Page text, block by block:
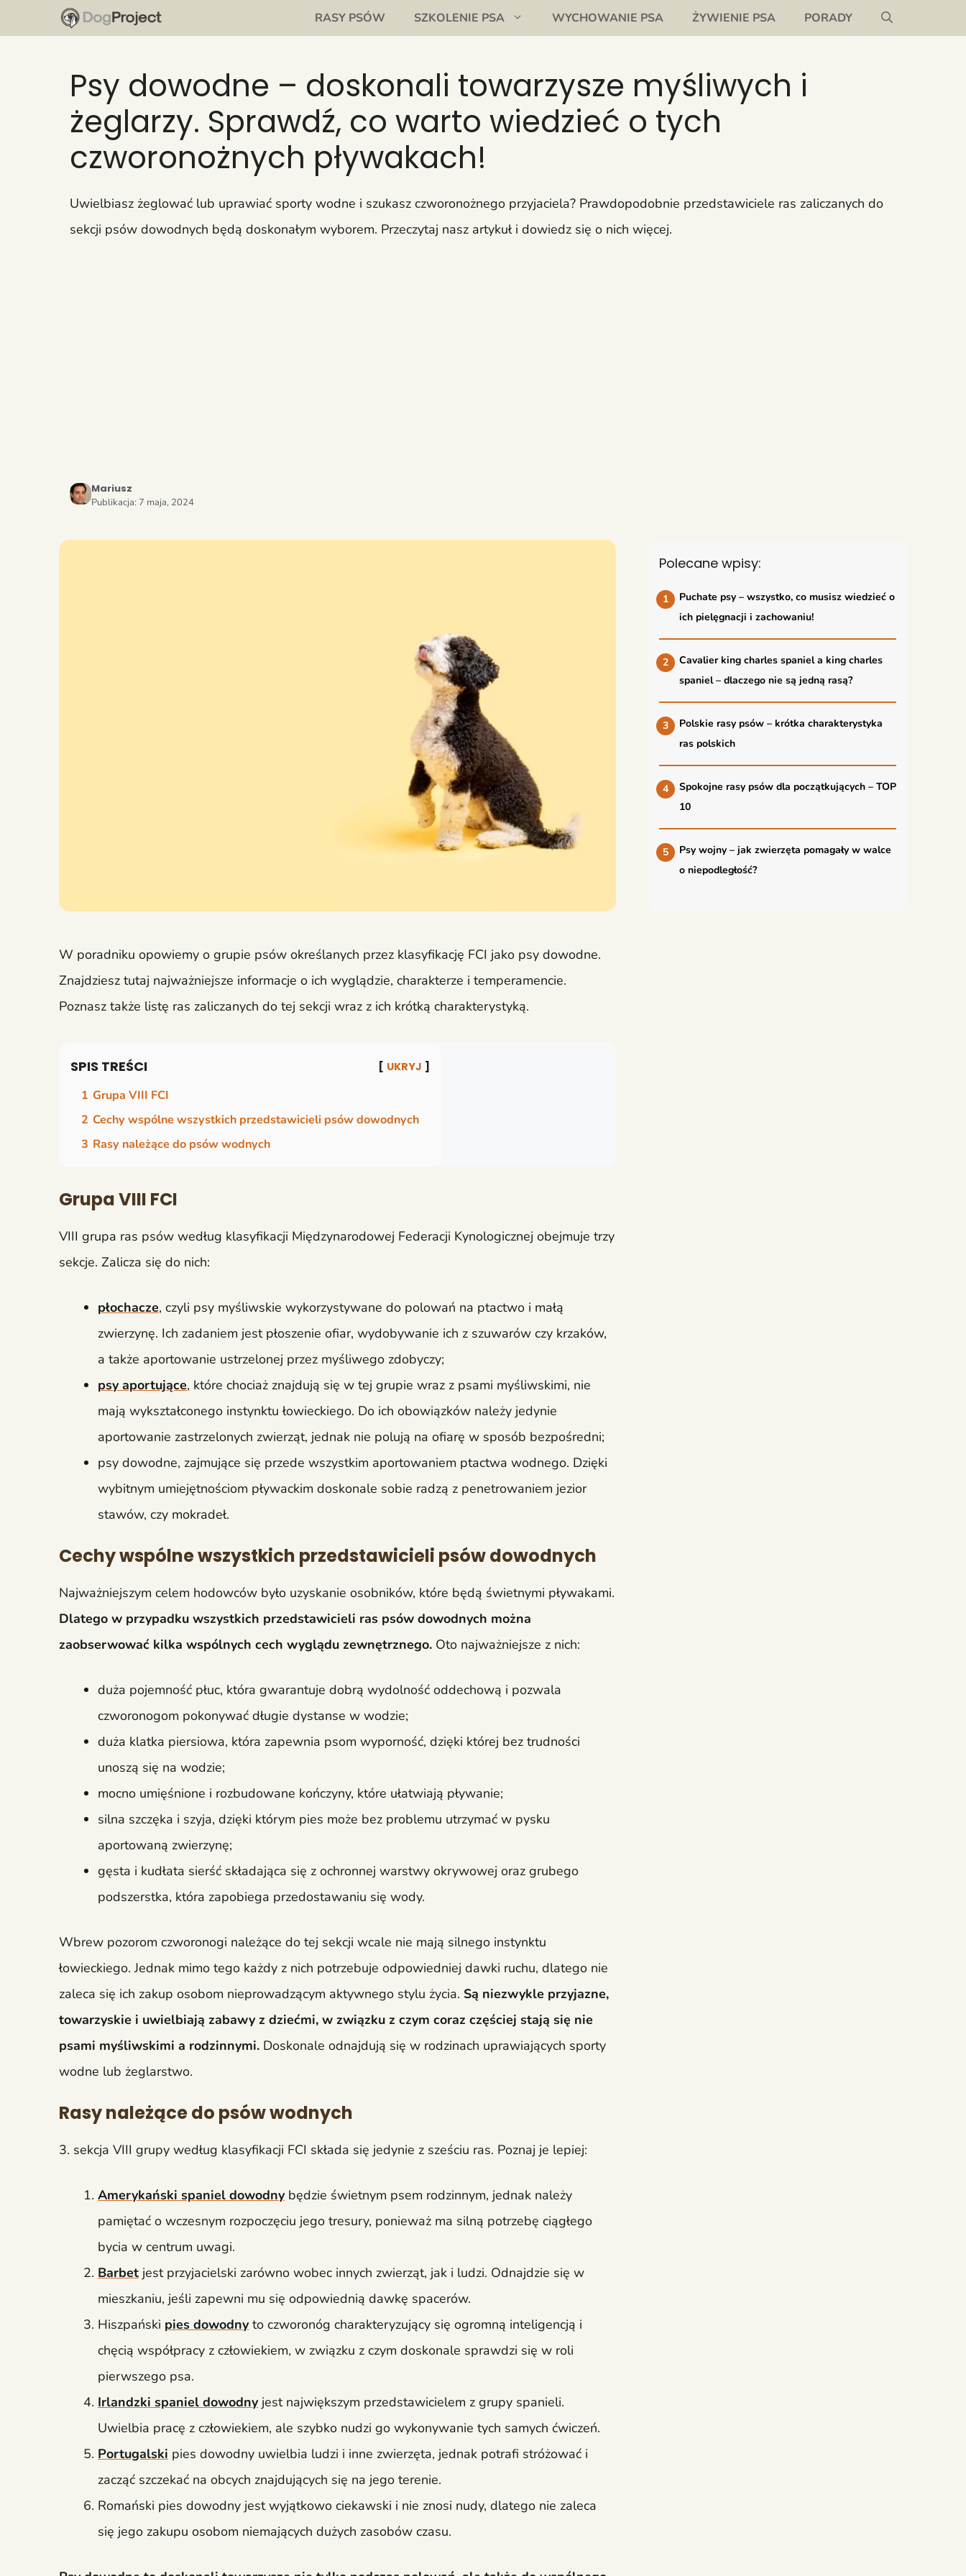
do
RASY PSÓW SZKOLENIE PSA WYCHOWANIE PSA ŻYWIENIE PSA PORADY
Psy dowodne – doskonali towarzysze myśliwych i
żeglarzy. Sprawdź, co warto wiedzieć o tych
czworonożnych pływakach!
Uwielbiasz żeglować lub uprawiać sporty wodne i szukasz czworonożnego przyjaciela? Prawdopodobnie przedstawiciele ras zaliczanych do
sekcji psów dowodnych będą doskonałym wyborem. Przeczytaj nasz artykuł i dowiedz się o nich więcej.
Mariusz
Publikacja: 7 maja, 2024
W poradniku opowiemy o grupie psów określanych przez klasyfikację FCI jako psy dowodne.
Znajdziesz tutaj najważniejsze informacje o ich wyglądzie, charakterze i temperamencie.
Poznasz także listę ras zaliczanych do tej sekcji wraz z ich krótką charakterystyką.
SPIS TREŚCI UKRYJ
1 Grupa VIII FCI
2 Cechy wspólne wszystkich przedstawicieli psów dowodnych
3 Rasy należące do psów wodnych
Grupa VIII FCI
VIII grupa ras psów według klasyfikacji Międzynarodowej Federacji Kynologicznej obejmuje trzy
sekcje. Zalicza się do nich:
płochacze, czyli psy myśliwskie wykorzystywane do polowań na ptactwo i małą
zwierzynę. Ich zadaniem jest płoszenie ofiar, wydobywanie ich z szuwarów czy krzaków,
a także aportowanie ustrzelonej przez myśliwego zdobyczy;
psy aportujące, które chociaż znajdują się w tej grupie wraz z psami myśliwskimi, nie
mają wykształconego instynktu łowieckiego. Do ich obowiązków należy jedynie
aportowanie zastrzelonych zwierząt, jednak nie polują na ofiarę w sposób bezpośredni;
psy dowodne, zajmujące się przede wszystkim aportowaniem ptactwa wodnego. Dzięki
wybitnym umiejętnościom pływackim doskonale sobie radzą z penetrowaniem jezior
stawów, czy mokradeł.
Cechy wspólne wszystkich przedstawicieli psów dowodnych
Najważniejszym celem hodowców było uzyskanie osobników, które będą świetnymi pływakami.
Dlatego w przypadku wszystkich przedstawicieli ras psów dowodnych można
zaobserwować kilka wspólnych cech wyglądu zewnętrznego. Oto najważniejsze z nich:
duża pojemność płuc, która gwarantuje dobrą wydolność oddechową i pozwala
czworonogom pokonywać długie dystanse w wodzie;
duża klatka piersiowa, która zapewnia psom wyporność, dzięki której bez trudności
unoszą się na wodzie;
mocno umięśnione i rozbudowane kończyny, które ułatwiają pływanie;
silna szczęka i szyja, dzięki którym pies może bez problemu utrzymać w pysku
aportowaną zwierzynę;
gęsta i kudłata sierść składająca się z ochronnej warstwy okrywowej oraz grubego
podszerstka, która zapobiega przedostawaniu się wody.
Wbrew pozorom czworonogi należące do tej sekcji wcale nie mają silnego instynktu
łowieckiego. Jednak mimo tego każdy z nich potrzebuje odpowiedniej dawki ruchu, dlatego nie
zaleca się ich zakup osobom nieprowadzącym aktywnego stylu życia. Są niezwykle przyjazne,
towarzyskie i uwielbiają zabawy z dziećmi, w związku z czym coraz częściej stają się nie
psami myśliwskimi a rodzinnymi. Doskonale odnajdują się w rodzinach uprawiających sporty
wodne lub żeglarstwo.
Rasy należące do psów wodnych
3. sekcja VIII grupy według klasyfikacji FCI składa się jedynie z sześciu ras. Poznaj je lepiej:
Amerykański spaniel dowodny będzie świetnym psem rodzinnym, jednak należy
pamiętać o wczesnym rozpoczęciu jego tresury, ponieważ ma silną potrzebę ciągłego
bycia w centrum uwagi.
Barbet jest przyjacielski zarówno wobec innych zwierząt, jak i ludzi. Odnajdzie się w
mieszkaniu, jeśli zapewni mu się odpowiednią dawkę spacerów.
Hiszpański pies dowodny to czworonóg charakteryzujący się ogromną inteligencją i
chęcią współpracy z człowiekiem, w związku z czym doskonale sprawdzi się w roli
pierwszego psa.
Irlandzki spaniel dowodny jest największym przedstawicielem z grupy spanieli.
Uwielbia pracę z człowiekiem, ale szybko nudzi go wykonywanie tych samych ćwiczeń.
Portugalski pies dowodny uwielbia ludzi i inne zwierzęta, jednak potrafi stróżować i
zacząć szczekać na obcych znajdujących się na jego terenie.
Romański pies dowodny jest wyjątkowo ciekawski i nie znosi nudy, dlatego nie zaleca
się jego zakupu osobom niemających dużych zasobów czasu.
Polecane wpisy:
Puchate psy – wszystko, co musisz wiedzieć o
ich pielęgnacji i zachowaniu!
Cavalier king charles spaniel a king charles
spaniel – dlaczego nie są jedną rasą?
Polskie rasy psów – krótka charakterystyka
ras polskich
Spokojne rasy psów dla początkujących – TOP
10
Psy wojny – jak zwierzęta pomagały w walce
o niepodległość?